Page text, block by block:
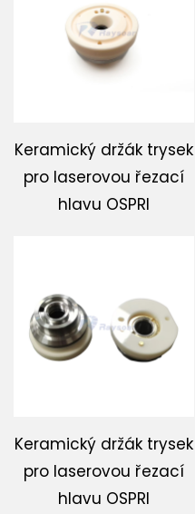
Stáhnout
Keramický držák trysek
pro laserovou řezací
hlavu OSPRI
Keramický držák trysek
pro laserovou řezací
hlavu OSPRI